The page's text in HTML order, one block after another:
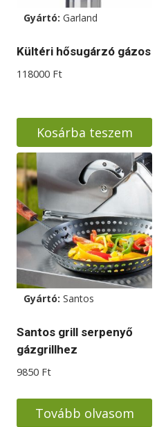
Gyártó: Garland
Kültéri hősugárzó gázos
118000 Ft
Kosárba teszem
Gyártó: Santos
Santos grill serpenyő
gázgrillhez
9850 Ft
Tovább olvasom